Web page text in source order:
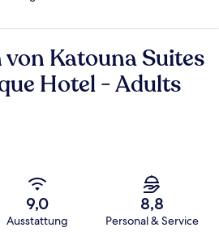
Katouna Suites
Hotel - Adults
9,0
Ausstattung
8,8
Personal & Service